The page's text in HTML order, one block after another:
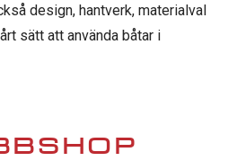
design, hantverk, materialval
sätt att använda båtar i